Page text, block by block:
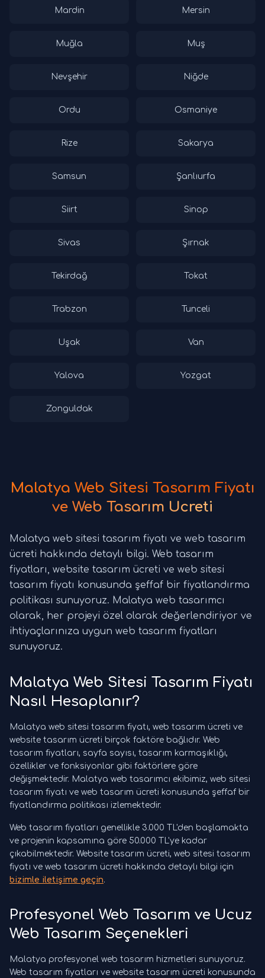
Mardin Mersin
Muğla Muş
Nevşehir Niğde
Ordu Osmaniye
Rize Sakarya
Samsun Şanlıurfa
Siirt Sinop
Sivas Şırnak
Tekirdağ Tokat
Trabzon Tunceli
Uşak Van
Yalova Yozgat
Zonguldak
Malatya Web Sitesi Tasarım Fiyatı
ve Web Tasarım Ücreti
Malatya web sitesi tasarım fiyatı ve web tasarım
ücreti hakkında detaylı bilgi. Web tasarım
fiyatları, website tasarım ücreti ve web sitesi
tasarım fiyatı konusunda şeffaf bir fiyatlandırma
politikası sunuyoruz. Malatya web tasarımcı
olarak, her projeyi özel olarak değerlendiriyor ve
ihtiyaçlarınıza uygun web tasarım fiyatları
sunuyoruz.
Malatya Web Sitesi Tasarım Fiyatı
Nasıl Hesaplanır?
Malatya web sitesi tasarım fiyatı, web tasarım ücreti ve
website tasarım ücreti birçok faktöre bağlıdır. Web
tasarım fiyatları, sayfa sayısı, tasarım karmaşıklığı,
özellikler ve fonksiyonlar gibi faktörlere göre
değişmektedir. Malatya web tasarımcı ekibimiz, web sitesi
tasarım fiyatı ve web tasarım ücreti konusunda şeffaf bir
fiyatlandırma politikası izlemektedir.
Web tasarım fiyatları genellikle 3.000 TL'den başlamakta
ve projenin kapsamına göre 50.000 TL'ye kadar
çıkabilmektedir. Website tasarım ücreti, web sitesi tasarım
fiyatı ve web tasarım ücreti hakkında detaylı bilgi için
bizimle iletişime geçin.
Profesyonel Web Tasarım ve Ucuz
Web Tasarım Seçenekleri
Malatya profesyonel web tasarım hizmetleri sunuyoruz.
Web tasarım fiyatları ve website tasarım ücreti konusunda